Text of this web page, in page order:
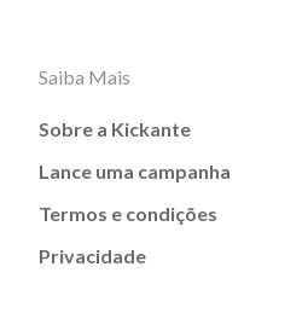
Saiba Mais
Sobre a Kickante
Lance uma campanha
Termos e condições
Privacidade